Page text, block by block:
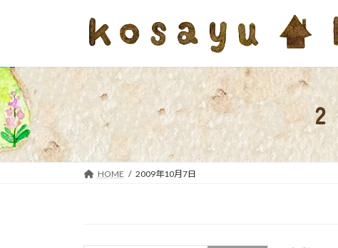
ツ
へ
ス
キ
ッ
プ
シ
ョ
ン
に
移
動
HOME 2009年10月7日